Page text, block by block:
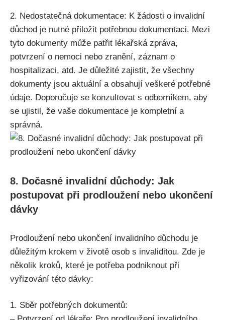
2. Nedostatečná dokumentace: K žádosti o invalidní
důchod je nutné přiložit potřebnou dokumentaci. Mezi
tyto dokumenty může patřit lékařská zpráva,
potvrzení o nemoci nebo zranění, záznam o
hospitalizaci, atd. Je důležité zajistit, že všechny
dokumenty jsou aktuální a obsahují veškeré potřebné
údaje. Doporučuje se konzultovat s odborníkem, aby
se ujistil, že vaše dokumentace je kompletní a
správná.
8. Dočasné invalidní důchody: Jak
postupovat při prodloužení nebo ukončení
dávky
Prodloužení nebo ukončení invalidního důchodu je
důležitým krokem v životě osob s invaliditou. Zde je
několik kroků, které je potřeba podniknout při
vyřizování této dávky:
1. Sběr potřebných dokumentů: